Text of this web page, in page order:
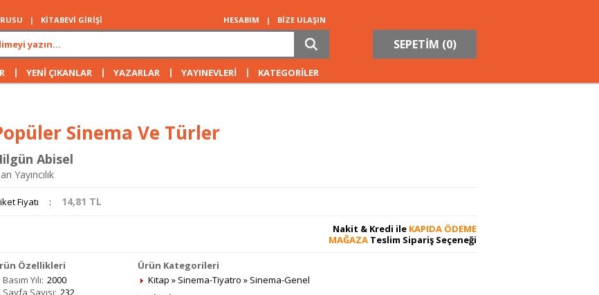
| KİTABEVİ GİRİŞİ HESABIM | BİZE ULAŞIN
SEPETİM (0)
| YENİ ÇIKANLAR | YAZARLAR | YAYINEVLERİ | KATEGORİLER
Sinema Ve Türler
Abisel
Yayıncılık
Fiyatı : 14,81 TL
Nakit & Kredi ile KAPIDA ÖDEME
MAĞAZA Teslim Sipariş Seçeneği
Özellikleri
Basım Yılı: 2000
Sayfa Sayısı: 232
Ürün Kategorileri
Kitap » Sinema-Tiyatro » Sinema-Genel